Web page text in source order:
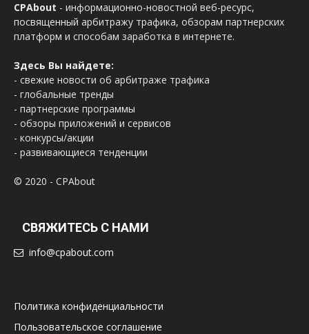
CPAbout - информационно-новостной веб-ресурс,
посвященный арбитражу трафика, обзорам партнерских
платформ и способам заработка в интернете.
Здесь Вы найдете:
- свежие новости об арбитраже трафика
- глобальные тренды
- партнерские программы
- обзоры приложений и сервисов
- конкурсы/акции
- развивающиеся тенденции
© 2020 - CPAbout
СВЯЖИТЕСЬ С НАМИ
info@cpabout.com
Политика конфиденциальности
Пользовательское соглашение